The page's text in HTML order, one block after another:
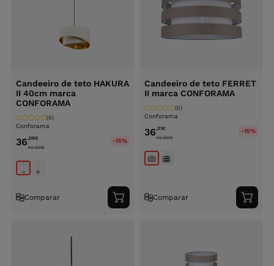
Candeeiro de teto HAKURA
II 40cm marca
CONFORAMA
Conforama
(0)
36,09€
42.99€
-15%
Comparar
Adicionar
ao
Candeeiro de teto FERRET
II marca CONFORAMA
Conforama
(0)
36,31€
42.99€
-15%
Comparar
ao